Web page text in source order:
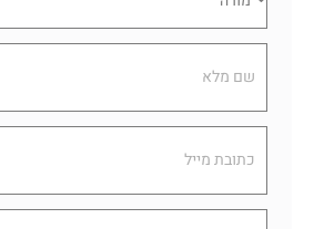
Name
Email
Phone